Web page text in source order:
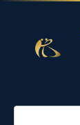
Поиск: